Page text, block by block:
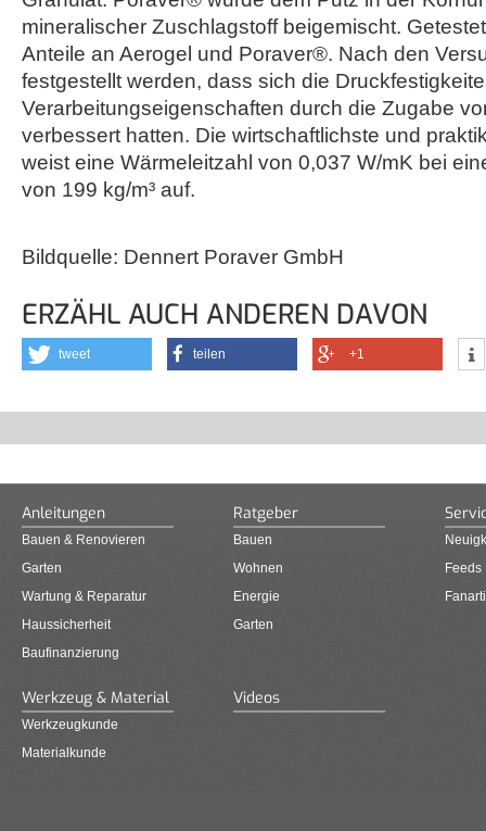
mineralischer Zuschlagstoff beigemischt.
Anteile an Aerogel und Poraver®. Nach den
festgestellt werden, dass sich die
Verarbeitungseigenschaften durch die Zugabe
verbessert hatten. Die wirtschaftlichste und
weist eine Wärmeleitzahl von 0,037 W/mK bei
von 199 kg/m³ auf.
Bildquelle: Dennert Poraver GmbH
ERZÄHL AUCH ANDEREN DAVON
tweet teilen +1
Anleitungen
Bauen & Renovieren
Garten
Wartung & Reparatur
Haussicherheit
Baufinanzierung
Ratgeber
Bauen
Wohnen
Energie
Garten
Feeds
Werkzeug & Material
Werkzeugkunde
Materialkunde
Videos